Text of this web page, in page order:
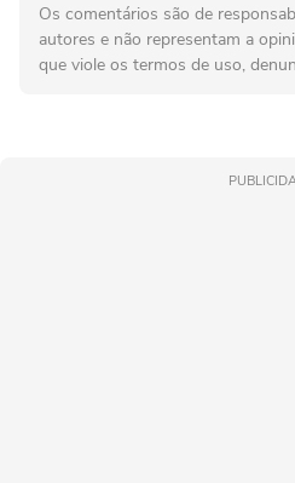
Os comentários são de
autores e não representam a
que viole os termos de uso,